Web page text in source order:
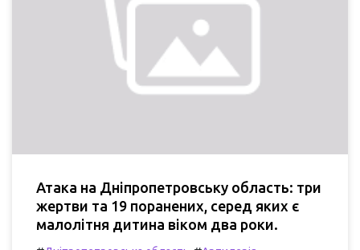
Атака на Дніпропетровську область: три
жертви та 19 поранених, серед яких є
малолітня дитина віком два роки.